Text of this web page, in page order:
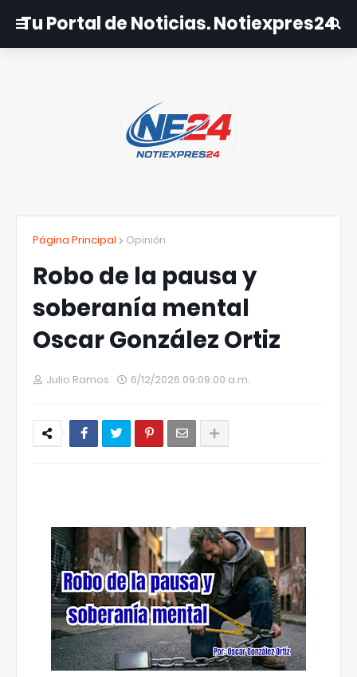
Tu Portal de Noticias. Notiexpres24
Página Principal Opinión
Robo de la pausa y
soberanía mental
Oscar González Ortiz
Julio Ramos 6/12/2026 09:09:00 a.m.